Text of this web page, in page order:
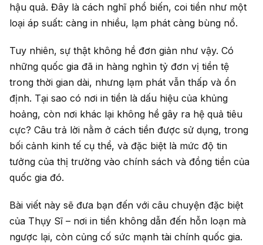
hậu quả. Đây là cách nghĩ phổ biến, coi tiền như một
loại áp suất: càng in nhiều, lạm phát càng bùng nổ.
Tuy nhiên, sự thật không hề đơn giản như vậy. Có
những quốc gia đã in hàng nghìn tỷ đơn vị tiền tệ
trong thời gian dài, nhưng lạm phát vẫn thấp và ổn
định. Tại sao có nơi in tiền là dấu hiệu của khủng
hoảng, còn nơi khác lại không hề gây ra hệ quả tiêu
cực? Câu trả lời nằm ở cách tiền được sử dụng, trong
bối cảnh kinh tế cụ thể, và đặc biệt là mức độ tin
tưởng của thị trường vào chính sách và đồng tiền của
quốc gia đó.
Bài viết này sẽ đưa bạn đến với câu chuyện đặc biệt
của Thụy Sĩ – nơi in tiền không dẫn đến hỗn loạn mà
ngược lại, còn củng cố sức mạnh tài chính quốc gia.